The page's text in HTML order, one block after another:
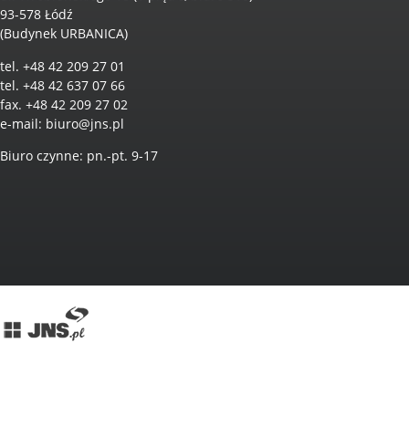
93-578 Łódź
(Budynek URBANICA)
tel. +48 42 209 27 01
tel. +48 42 637 07 66
fax. +48 42 209 27 02
e-mail: biuro@jns.pl
Biuro czynne: pn.-pt. 9-17